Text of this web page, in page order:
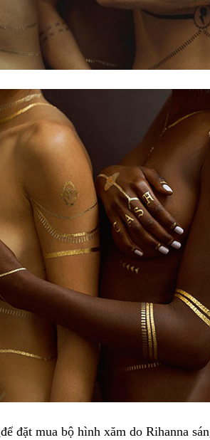
để đặt mua bộ hình xăm do Rihanna